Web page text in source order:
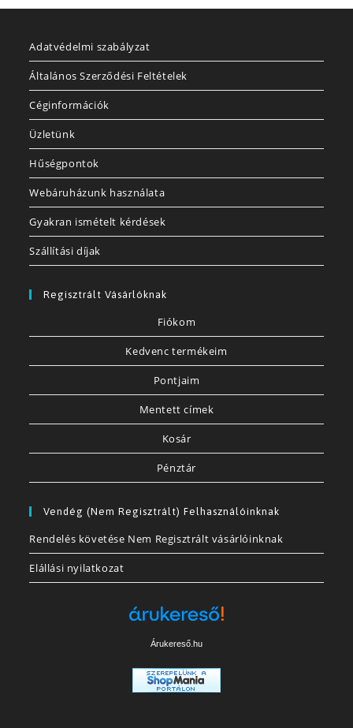
Adatvédelmi szabályzat
Általános Szerződési Feltételek
Céginformációk
Üzletünk
Hűségpontok
Webáruházunk használata
Gyakran ismételt kérdések
Szállítási díjak
Regisztrált Vásárlóknak
Fiókom
Kedvenc termékeim
Pontjaim
Mentett címek
Kosár
Pénztár
Vendég (nem Regisztrált) Felhasználóinknak
Rendelés követése Nem Regisztrált vásárlóinknak
Elállási nyilatkozat
Árukereső.hu